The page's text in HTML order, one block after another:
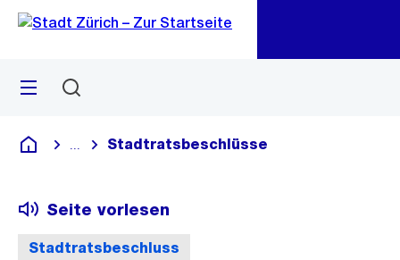
Navigation
Sprunglink
Menü
Deutsch
Blende alle Breadcrumbs ein
Stadtratsbeschlüsse
Stadtratsbeschluss
Seite vorlesen